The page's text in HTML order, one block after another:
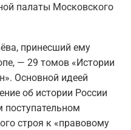
палаты Московского
принесший ему
— 29 томов «Истории
Основной идеей
об истории России
строя к «правовому